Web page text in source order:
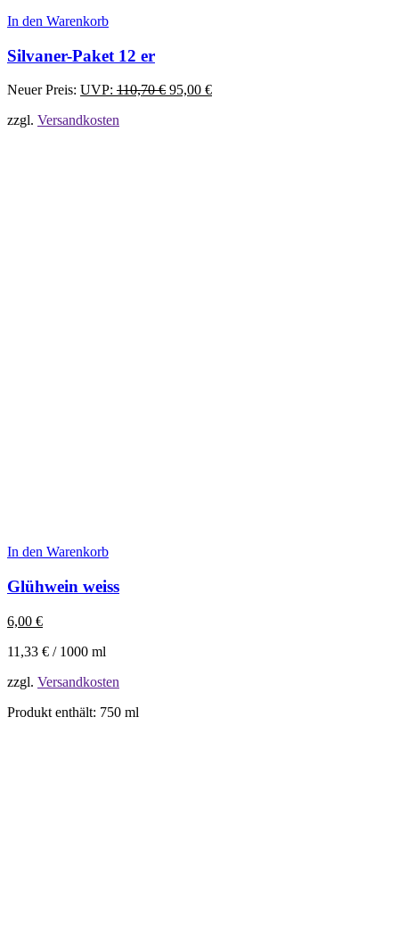
In den Warenkorb
Silvaner-Paket 12 er
Neuer Preis: UVP: 110,70€ Ursprünglicher
95,00 €Aktueller
zzgl. Versandkosten
In den Warenkorb
Glühwein weiss
6,00 €
11,33 € / 1000 ml
zzgl. Versandkosten
Produkt enthält: 750 ml